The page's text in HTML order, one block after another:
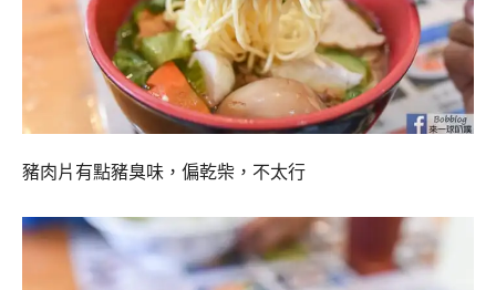
豬肉片有點豬臭味，偏乾柴，不太行